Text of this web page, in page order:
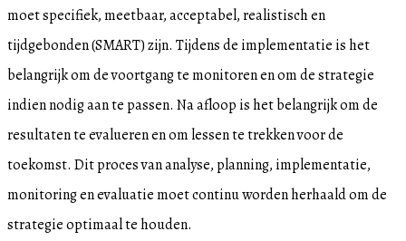
moet specifiek, meetbaar, acceptabel, realistisch en
tijdgebonden (SMART) zijn. Tijdens de implementatie is het
belangrijk om de voortgang te monitoren en om de strategie
indien nodig aan te passen. Na afloop is het belangrijk om de
resultaten te evalueren en om lessen te trekken voor de
toekomst. Dit proces van analyse, planning, implementatie,
monitoring en evaluatie moet continu worden herhaald om de
strategie optimaal te houden.